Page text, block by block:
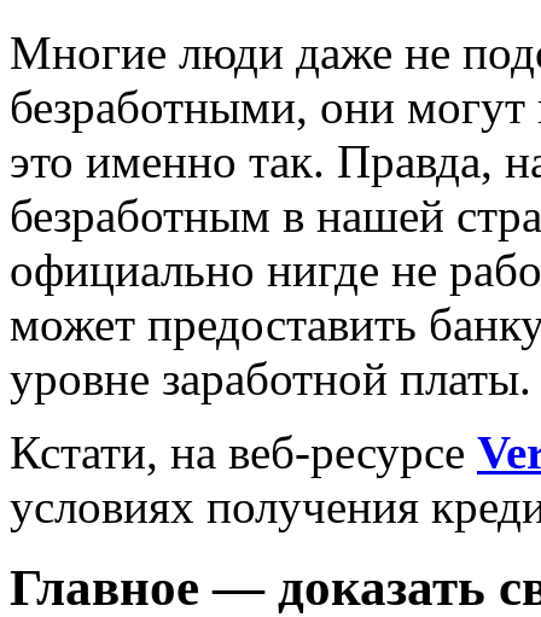
Многие люди даже не
безработными, они
это именно так. Правда,
безработным в нашей
официально нигде не
может предоставить
уровне заработной платы.
Кстати, на веб-ресурсе
условиях получения
Главное — доказать